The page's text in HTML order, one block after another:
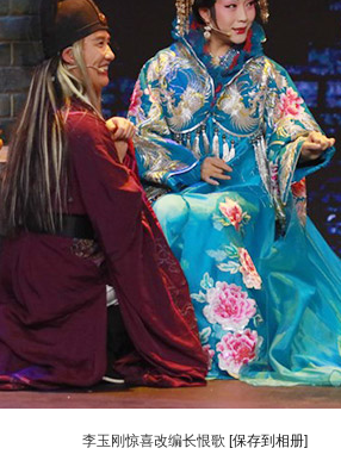
李玉刚惊喜改编长恨歌 [保存到相册]